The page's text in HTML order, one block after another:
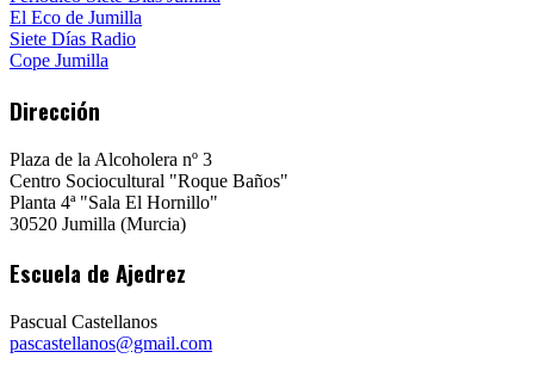
El Eco de Jumilla
Siete Días Radio
Cope Jumilla
Dirección
Plaza de la Alcoholera nº 3
Centro Sociocultural "Roque Baños"
Planta 4ª "Sala El Hornillo"
30520 Jumilla (Murcia)
Escuela de Ajedrez
Pascual Castellanos
pascastellanos@gmail.com